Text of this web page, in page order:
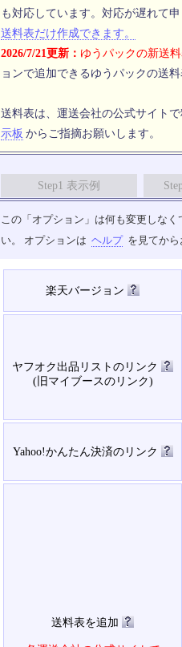
も対応しています。対応が遅れて
送料表だけ作成できます。
2026/7/21更新： ゆうパックの新送
ョンで追加できるゆうパックの送
送料表は、運送会社の公式サイト
示板 からご指摘お願いします。
Step1 表示例
この「オプション」は何も変更しな
い。 オプションは ヘルプ を見てから
楽天バージョン
ヤフオク出品リストのリンク
(旧マイブースのリンク)
Yahoo!かんたん決済のリンク
送料表を追加